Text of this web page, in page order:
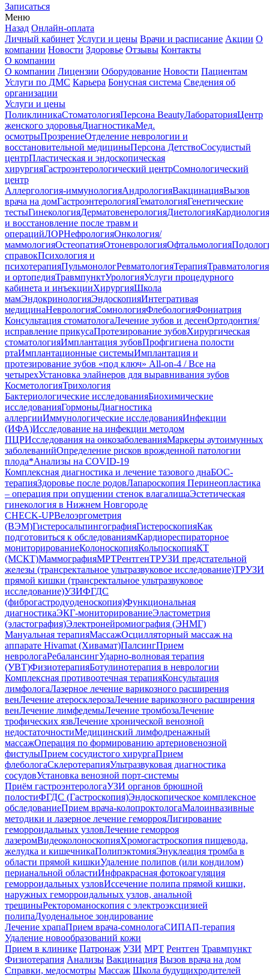
Записаться
Меню
Назад Онлайн-оплата
Личный кабинет Услуги и цены Врачи и расписание Акции О
компании Новости Здоровье Отзывы Контакты
О компании
О компании Лицензии Оборудование Новости Пациентам
Услуги по ДМС Карьера Бонусная система Сведения об
организации
Услуги и цены
ПоликлиникаСтоматологияПерсона BeautyЛабораторияЦентр
женского здоровьяДиагностикаМед.
осмотрыПрозрениеОтделение неврологии и
восстановительной медициныПерсона ДетствоСосудистый
центрПластическая и эндоскопическая
хирургияГастроэнтерологический центрСомнологический
центр
Аллергология-иммунологияАндрологияВакцинацияВызов
врача на домГастроэнтерологияГематологияГенетические
тестыГинекологияДерматовенерологияДиетологияКардиология
и восстановление после травм и
операцийЛОРНефрологияОнкология/
маммологияОстеопатияОтоневрологияОфтальмология
справокПсихология и
психотерапияПульмонологРевматологияТерапияТравматология
и ортопедияТравмпунктУрологияУслуги процедурного
кабинета и инъекцииХирургияШкола
мамЭндокринологияЭндоскопияИнтегративая
медицинаНеврологияСомнологияФлебологияФониатрия
Консультация стоматологаЛечение зубов и десенОртодонтия/
исправление прикусаПротезирование зубовХирургическая
стоматологияИмплантация зубовПрофгигиена полости
ртаИмплантационные системыИмплантация и
протезирование зубов «под ключ» All-on-4 / Все на
четырехУстановка элайнеров для выравнивания зубов
КосметологияТрихология
Бактериологические исследованияБиохимические
исследованияГормоныДиагностика
аллергииИммунологические исследованияИнфекции
(ИФА)Исследование на инфекции методом
ПЦРИсследования на онкозаболеванияМаркеры аутоимунных
заболеванийОпределение рисков врожденной патологии
плода*Анализы на COVID-19
Комплексная диагностика и лечение тазового днаБОС-
терапияЗдоровье после родовЛапароскопия Перинеопластика
– операция при опущении стенок влагалищаЭстетическая
гинекология в Нижнем Новгороде
CHECK-UPВелоэргометрия
(ВЭМ)ГистеросальпингографияГистероскопияКак
подготовиться к обследованиямКардиореспираторное
мониторированиеКолоноскопияКольпоскопияКТ
(МСКТ)МаммографияМРТРентгенТРУЗИ предстательной
железы (трансректальное ультразвуковое исследование)ТРУЗИ
прямой кишки (трансректальное ультразвуковое
исследование)УЗИФГДС
(фиброгастродуоденоскопия)Функциональная
диагностикаЭКГ-мониторированиеЭластометрия
(эластография)Электронейромиография (ЭНМГ)
Мануальная терапияМассажОсцилляторный массаж на
аппарате Hivamat (Хивамат)ПалсингПрием
неврологаРебалансингУдарно-волновая терапия
(УВТ)ФизиотерапияБотулинотерапия в неврологии
Комплексная противоотечная терапияКонсультация
лимфологаЛазерное лечение варикозного расширения
венЛечение атеросклерозаЛечение варикозного расширения
венЛечение лимфедемыЛечение тромбозаЛечение
трофических язвЛечение хронической венозной
недостаточностиМедицинский лимфодренажный
массажОперация по формированию артериовенозной
фистулыПрием сосудистого хирургаПрием
флебологаСклеротерапияУльтразвуковая диагностика
сосудовУстановка венозной порт-системы
Приём гастроэнтерологаУЗИ органов брюшной
полостиФГДС (Гастроскопия)Эндоскопическое комплексное
обследованиеПрием врача-колопроктологаМалоинвазивные
методики и лазерное лечение геморрояЛигирование
геморроидальных узловЛечение геморроя
лазеромВидеоколоноскопияХромогастроскопия пищевода,
желудка и кишечникаПолипэктомияЭнуклеация тромба в
области прямой кишкиУдаление полипов (или кондилом)
перианальной областиИнфракрасная фотокоагуляция
геморроидальных узловИссечение полипа прямой кишки,
наружных геморроидальных узлов, анальной
трещиныРектороманоскопия с электроэксцизией
полипаДуоденальное зондирование
Лечение храпаПрием врача-сомнологаСИПАП-терапия
Удаление новообразований кожи
Прием в клинике Патронаж УЗИ МРТ Рентген Травмпункт
Физиотерапия Анализы Вакцинация Вызов врача на дом
Справки, медосмотры Массаж Школа будущихродителей